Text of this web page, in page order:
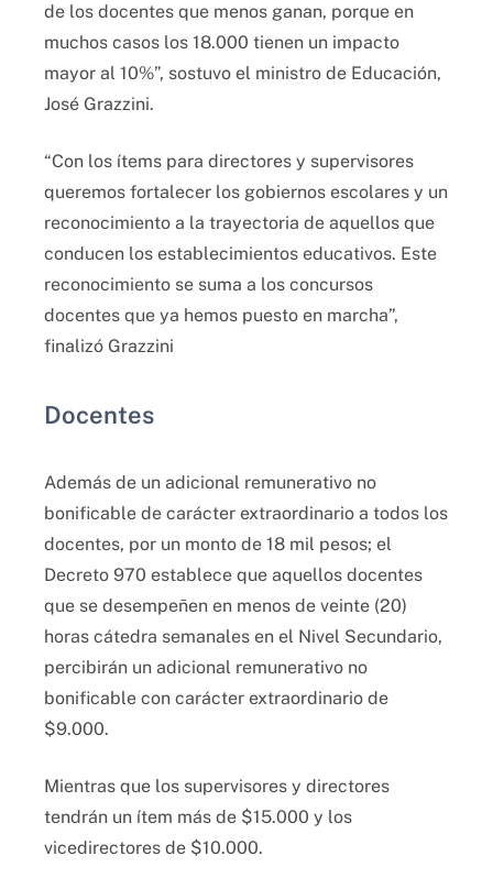
de los docentes que menos ganan, porque en
muchos casos los 18.000 tienen un impacto
mayor al 10%”, sostuvo el ministro de Educación,
José Grazzini.
“Con los ítems para directores y supervisores
queremos fortalecer los gobiernos escolares y un
reconocimiento a la trayectoria de aquellos que
conducen los establecimientos educativos. Este
reconocimiento se suma a los concursos
docentes que ya hemos puesto en marcha”,
finalizó Grazzini
Docentes
Además de un adicional remunerativo no
bonificable de carácter extraordinario a todos los
docentes, por un monto de 18 mil pesos; el
Decreto 970 establece que aquellos docentes
que se desempeñen en menos de veinte (20)
horas cátedra semanales en el Nivel Secundario,
percibirán un adicional remunerativo no
bonificable con carácter extraordinario de
$9.000.
Mientras que los supervisores y directores
tendrán un ítem más de $15.000 y los
vicedirectores de $10.000.